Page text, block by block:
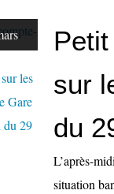
Petit
sur
du
L’après-
situation